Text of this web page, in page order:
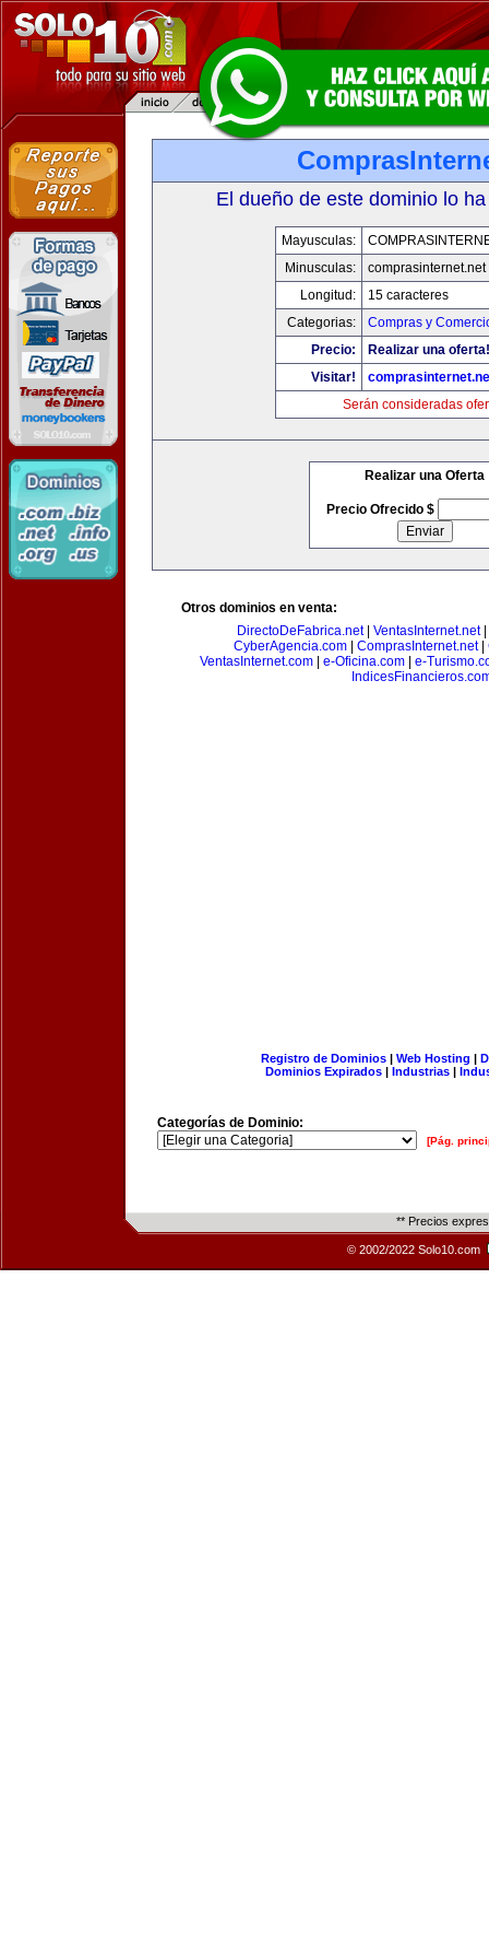
El dueño de este dominio lo
Mayusculas:
Minusculas:
comprasinternet.net
Longitud:
15 caracteres
Categorias:
Compras y
Precio:
Realizar una oferta!
Visitar!
Serán consideradas
Realizar una Oferta
Precio Ofrecido $
Otros dominios en venta:
DirectoDeFabrica.net| VentasInternet.net|
CyberAgencia.com| ComprasInternet.net|
VentasInternet.com
e-Oficina.com
e-
Registro de Dominios| Web Hosting |
Dominios Expirados | Industrias |
Categorías de Dominio:
[Pág.
** Precios
© 2002/2022 Solo10.com